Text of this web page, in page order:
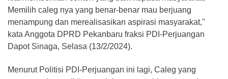
Memilih caleg nya yang benar-benar mau berjuang
menampung dan merealisasikan aspirasi masyarakat,"
kata Anggota DPRD Pekanbaru fraksi PDI-Perjuangan
Dapot Sinaga, Selasa (13/2/2024).
Menurut Politisi PDI-Perjuangan ini lagi, Caleg yang